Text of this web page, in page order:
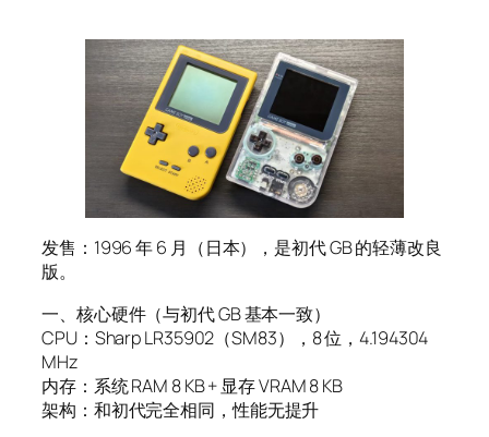
发售：1996 年 6 月（日本），是初代 GB 的轻薄改良
版。
一、核心硬件（与初代 GB 基本一致）
CPU：Sharp LR35902（SM83），8 位，4.194304
MHz
内存：系统 RAM 8 KB + 显存 VRAM 8 KB
架构：和初代完全相同，性能无提升